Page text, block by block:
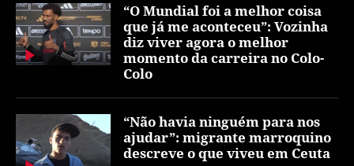
“O Mundial foi a melhor coisa
que já me aconteceu”: Vozinha
diz viver agora o melhor
momento da carreira no Colo-
Colo
“Não havia ninguém para nos
ajudar”: migrante marroquino
descreve o que viveu em Ceuta